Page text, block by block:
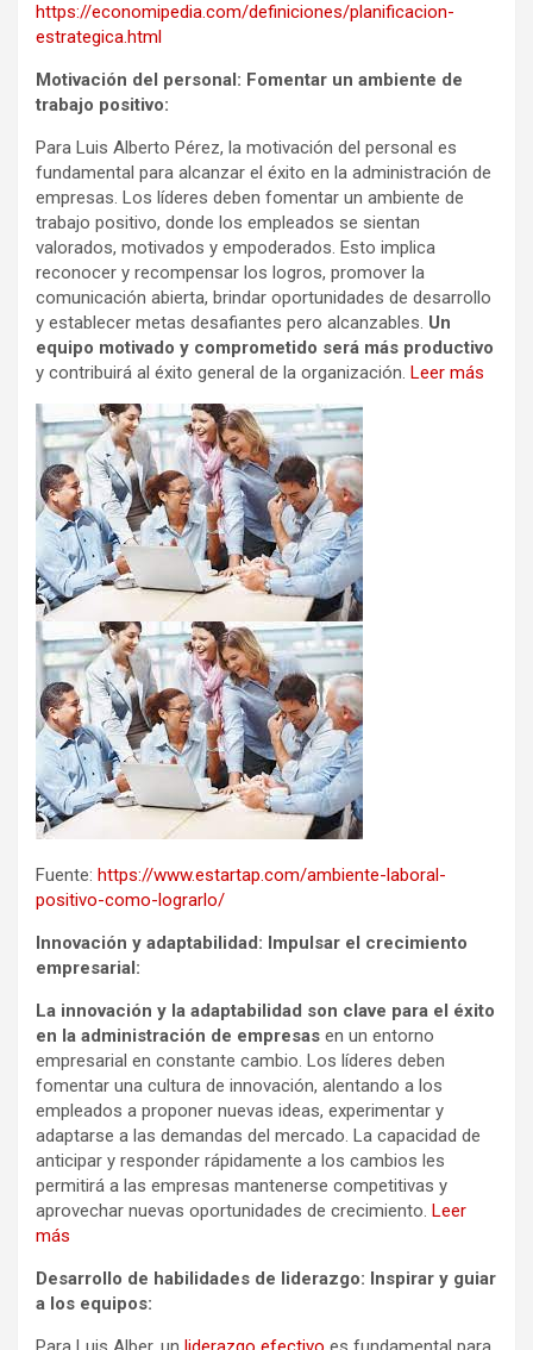
https://economipedia.com/definiciones/planificacion-
estrategica.html
Motivación del personal: Fomentar un ambiente de
trabajo positivo:
Para Luis Alberto Pérez, la motivación del personal es
fundamental para alcanzar el éxito en la administración de
empresas. Los líderes deben fomentar un ambiente de
trabajo positivo, donde los empleados se sientan
valorados, motivados y empoderados. Esto implica
reconocer y recompensar los logros, promover la
comunicación abierta, brindar oportunidades de desarrollo
y establecer metas desafiantes pero alcanzables. Un
equipo motivado y comprometido será más productivo
y contribuirá al éxito general de la organización. Leer más
Fuente: https://www.estartap.com/ambiente-laboral-
positivo-como-lograrlo/
Innovación y adaptabilidad: Impulsar el crecimiento
empresarial:
La innovación y la adaptabilidad son clave para el éxito
en la administración de empresas en un entorno
empresarial en constante cambio. Los líderes deben
fomentar una cultura de innovación, alentando a los
empleados a proponer nuevas ideas, experimentar y
adaptarse a las demandas del mercado. La capacidad de
anticipar y responder rápidamente a los cambios les
permitirá a las empresas mantenerse competitivas y
aprovechar nuevas oportunidades de crecimiento. Leer
más
Desarrollo de habilidades de liderazgo: Inspirar y guiar
a los equipos: